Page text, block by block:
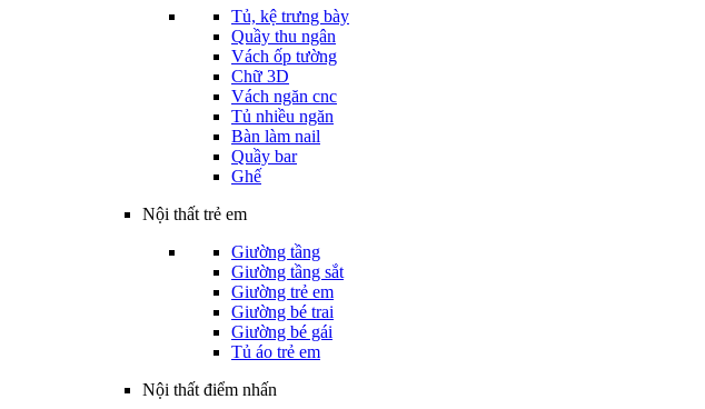
Tủ, kệ trưng bày
Quầy thu ngân
Vách ốp tường
Chữ 3D
Vách ngăn cnc
Tủ nhiều ngăn
Bàn làm nail
Quầy bar
Ghế
Nội thất trẻ em
Giường tầng
Giường tầng sắt
Giường trẻ em
Giường bé trai
Giường bé gái
Tủ áo trẻ em
Nội thất điểm nhấn